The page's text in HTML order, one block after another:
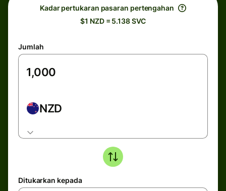
Kadar pertukaran pasaran pertengahan
$1 NZD = 5.138 SVC
Jumlah
NZD
Ditukarkan kepada